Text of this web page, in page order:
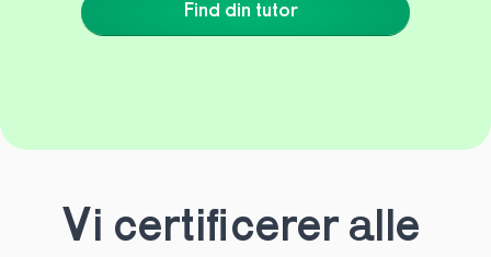
Find din tutor
Vi certificerer alle